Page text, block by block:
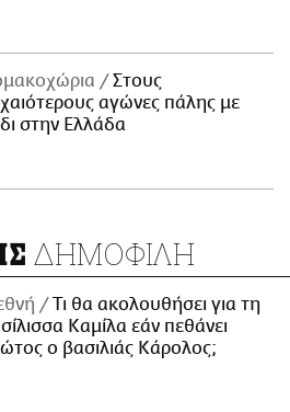
Στους
αγώνες πάλης με
στην Ελλάδα
ΔΗΜΟΦΙΛΗ
Τι θα ακολουθήσει για τη
Καμίλα εάν πεθάνει
ο βασιλιάς Κάρολος;